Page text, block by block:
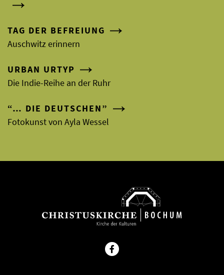
TAG DER BEFREIUNG
Auschwitz erinnern
URBAN URTYP
Die Indie-Reihe an der Ruhr
“… DIE DEUTSCHEN”
Fotokunst von Ayla Wessel
Facebook